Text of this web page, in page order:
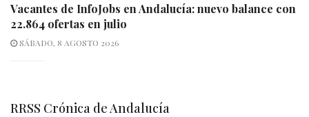
Vacantes de InfoJobs en Andalucía: nuevo balance con
22.864 ofertas en julio
SÁBADO, 8 AGOSTO 2026
RRSS Crónica de Andalucía